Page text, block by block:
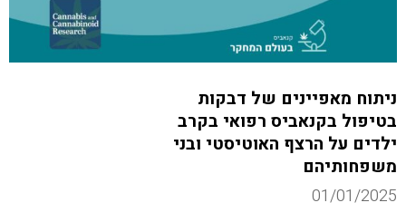
ניתוח מאפיינים של דבקות
בטיפול בקנאביס רפואי בקרב
ילדים על הרצף האוטיסטי ובני
משפחותיהם
01/01/2025